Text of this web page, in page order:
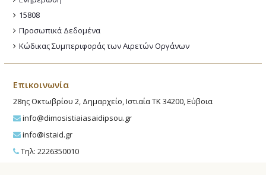
15808
Προσωπικά Δεδομένα
Κώδικας Συμπεριφοράς των Αιρετών Οργάνων
Επικοινωνία
28ης Οκτωβρίου 2, Δημαρχείο, Ιστιαία ΤΚ 34200, Εύβοια
info@dimosistiaiasaidipsou.gr
info@istaid.gr
Τηλ: 2226350010